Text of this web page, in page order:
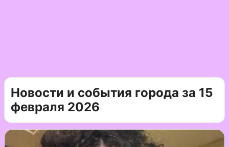
Новости и события города за 15
февраля 2026